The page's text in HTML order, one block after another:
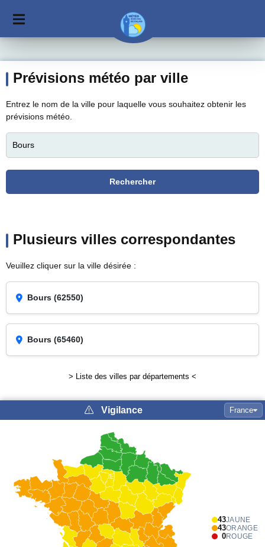
Prévisions météo par ville
Entrez le nom de la ville pour laquelle vous souhaitez obtenir les
prévisions météo.
Plusieurs villes correspondantes
Veuillez cliquer sur la ville désirée :
Bours (62550)
Bours (65460)
> Liste des villes par départements <
Vigilance France
43JAUNE
43ORANGE
0ROUGE